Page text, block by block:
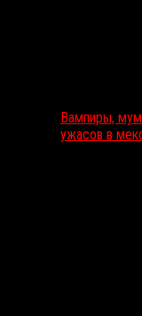
Вампиры,
ужасов в